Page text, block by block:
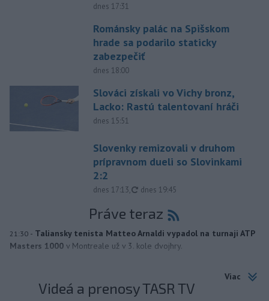
dnes 17:31
Románsky palác na Spišskom
hrade sa podarilo staticky
zabezpečiť
dnes 18:00
Slováci získali vo Vichy bronz,
Lacko: Rastú talentovaní hráči
dnes 15:51
Slovenky remizovali v druhom
prípravnom dueli so Slovinkami
2:2
dnes 17:13, aktualizované
dnes 19:45
Práve teraz
21:30 - Taliansky tenista Matteo Arnaldi vypadol na turnaji ATP
Masters 1000 v Montreale už v 3. kole dvojhry.
Viac
Videá a prenosy TASR TV